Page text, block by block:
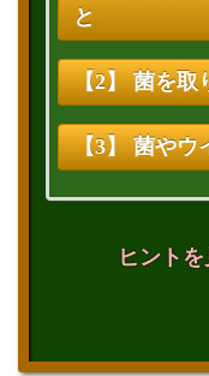
と
【2】 菌を
【3】 菌や
ヒント